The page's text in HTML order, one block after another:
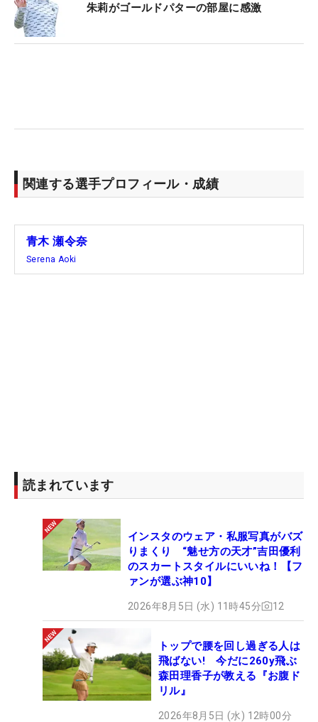
朱莉がゴールドパターの部屋に感激
関連する選手プロフィール・成績
青木 瀬令奈
Serena Aoki
読まれています
インスタのウェア・私服写真がバズ
りまくり “魅せ方の天才”吉田優利
のスカートスタイルにいいね！【フ
ァンが選ぶ神10】
2026年8月5日 (水) 11時45分 12
トップで腰を回し過ぎる人は
飛ばない! 今だに260y飛ぶ
森田理香子が教える『お腹ド
リル』
2026年8月5日 (水) 12時00分